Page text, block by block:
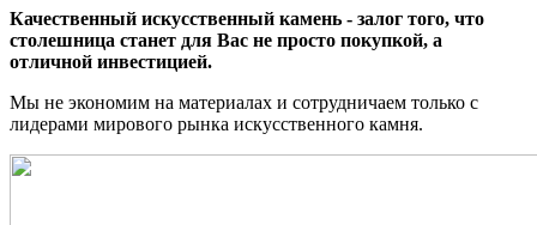
Качественный искусственный камень - залог того, что
столешница станет для Вас не просто покупкой, а
отличной инвестицией.
Мы не экономим на материалах и сотрудничаем только с
лидерами мирового рынка искусственного камня.